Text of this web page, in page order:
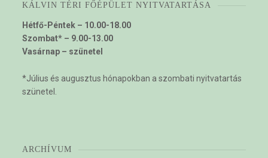
KÁLVIN TÉRI FŐÉPÜLET NYITVATARTÁSA
Hétfő-Péntek – 10.00-18.00
Szombat* – 9.00-13.00
Vasárnap – szünetel
*Július és augusztus hónapokban a szombati nyitvatartás
szünetel.
ARCHÍVUM